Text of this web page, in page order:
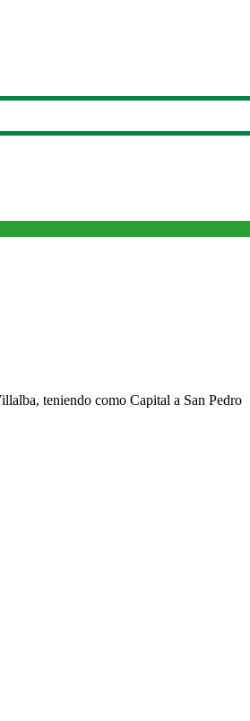
teniendo como Capital a San Pedro